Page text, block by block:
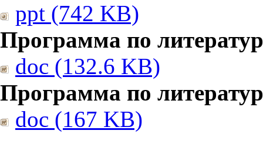
ppt (742 KB)
Программа по
doc (132.6 KB)
Программа по
doc (167 KB)